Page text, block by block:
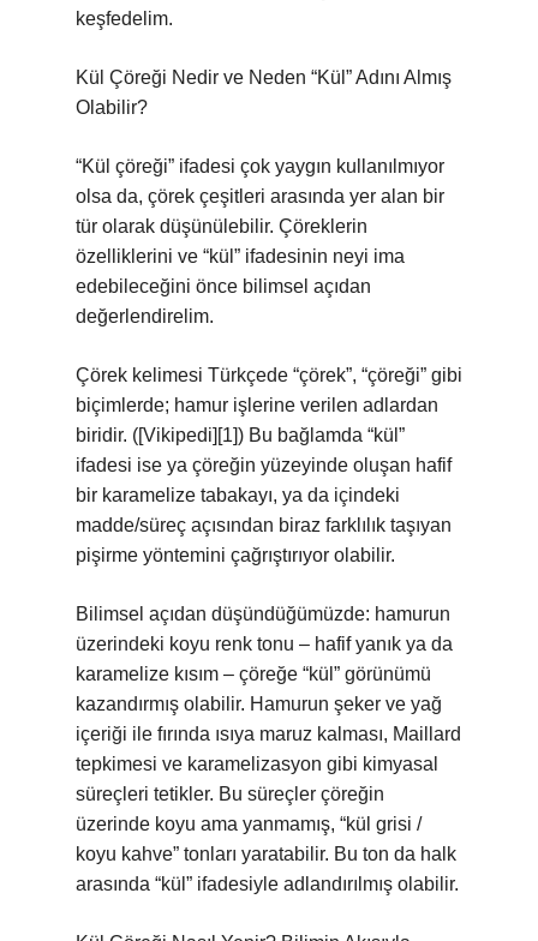
keşfedelim.
Kül Çöreği Nedir ve Neden “Kül” Adını Almış
Olabilir?
“Kül çöreği” ifadesi çok yaygın kullanılmıyor
olsa da, çörek çeşitleri arasında yer alan bir
tür olarak düşünülebilir. Çöreklerin
özelliklerini ve “kül” ifadesinin neyi ima
edebileceğini önce bilimsel açıdan
değerlendirelim.
Çörek kelimesi Türkçede “çörek”, “çöreği” gibi
biçimlerde; hamur işlerine verilen adlardan
biridir. ([Vikipedi][1]) Bu bağlamda “kül”
ifadesi ise ya çöreğin yüzeyinde oluşan hafif
bir karamelize tabakayı, ya da içindeki
madde/süreç açısından biraz farklılık taşıyan
pişirme yöntemini çağrıştırıyor olabilir.
Bilimsel açıdan düşündüğümüzde: hamurun
üzerindeki koyu renk tonu – hafif yanık ya da
karamelize kısım – çöreğe “kül” görünümü
kazandırmış olabilir. Hamurun şeker ve yağ
içeriği ile fırında ısıya maruz kalması, Maillard
tepkimesi ve karamelizasyon gibi kimyasal
süreçleri tetikler. Bu süreçler çöreğin
üzerinde koyu ama yanmamış, “kül grisi /
koyu kahve” tonları yaratabilir. Bu ton da halk
arasında “kül” ifadesiyle adlandırılmış olabilir.